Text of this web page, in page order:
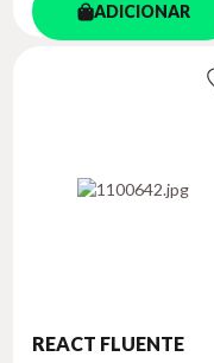
ADICIONAR
REACT FLUENTE